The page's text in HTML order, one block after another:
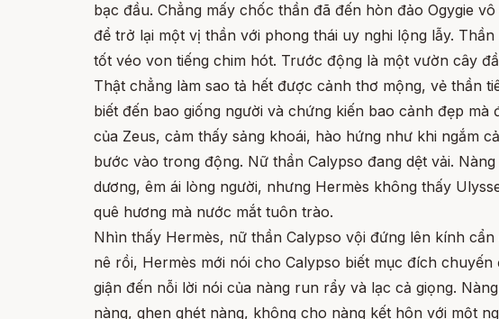
bạc đầu. Chẳng mấy chốc thần đã đến hòn đảo Ogygie
để trở lại một vị thần với phong thái uy nghi lộng lẫy.
tốt véo von tiếng chim hót. Trước động là một vườn cây
Thật chẳng làm sao tả hết được cảnh thơ mộng, vẻ thần
biết đến bao giống người và chứng kiến bao cảnh đẹp
của Zeus, cảm thấy sảng khoái, hào hứng như khi ngắm
bước vào trong động. Nữ thần Calypso đang dệt vải.
dương, êm ái lòng người, nhưng Hermès không thấy
quê hương mà nước mắt tuôn trào.
Nhìn thấy Hermès, nữ thần Calypso vội đứng lên kính
nê rồi, Hermès mới nói cho Calypso biết mục đích
giận đến nỗi lời nói của nàng run rẩy và lạc cả giọng.
nàng, ghen ghét nàng, không cho nàng kết hôn với một